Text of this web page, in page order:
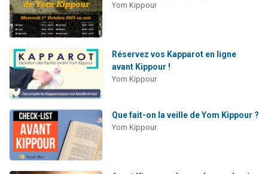
Yom Kippour
Réservez vos Kapparot en ligne
avant Kippour !
Yom Kippour
Que fait-on la veille de Yom Kippour ?
Yom Kippour